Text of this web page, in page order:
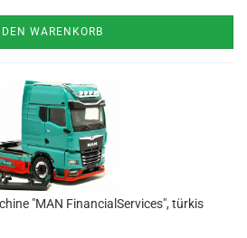
DEN WARENKORB
"MAN FinancialServices", türkis